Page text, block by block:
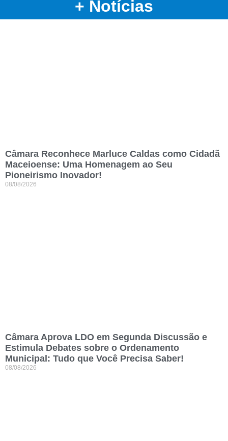
+ Notícias
Câmara Reconhece Marluce Caldas como Cidadã
Maceioense: Uma Homenagem ao Seu
Pioneirismo Inovador!
08/08/2026
Câmara Aprova LDO em Segunda Discussão e
Estimula Debates sobre o Ordenamento
Municipal: Tudo que Você Precisa Saber!
08/08/2026